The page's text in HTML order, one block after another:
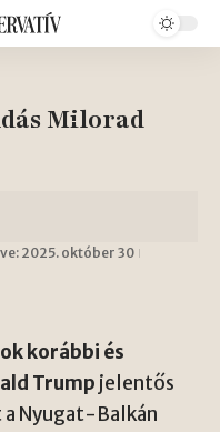
Milorad
2025. október 30
korábbi és
Trump jelentős
Nyugat-Balkán